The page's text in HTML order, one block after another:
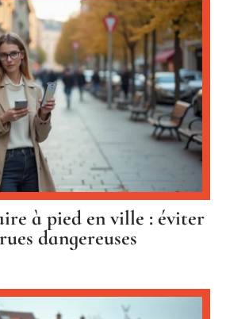
à pied en ville : éviter
dangereuses